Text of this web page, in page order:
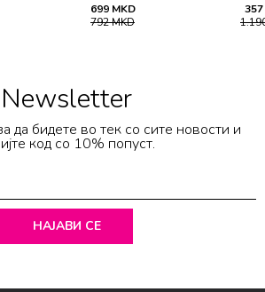
TOP
699 MKD
792MKD
357
Newsletter
да бидете во тек со сите новости и
код со 10% попуст.
НАЈАВИ СЕ